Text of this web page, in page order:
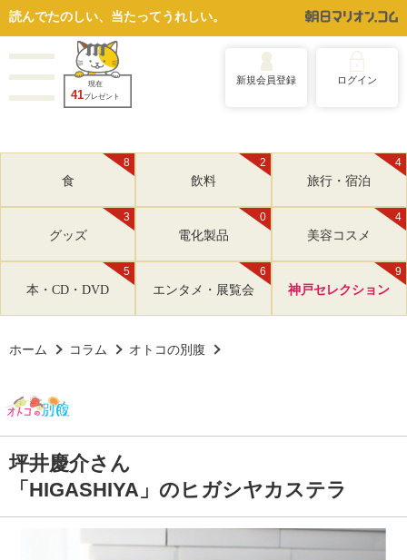
読んでたのしい、当たってうれしい。
現在
41プレゼント
新規会員登録 ログイン
8
食
2
飲料
4
旅行・宿泊
3
グッズ
0
電化製品
4
美容コスメ
5
本・CD・DVD
6
エンタメ・展覧会
9
神戸セレクション
ホーム コラム オトコの別腹
坪井慶介さん
「HIGASHIYA」のヒガシヤカステラ